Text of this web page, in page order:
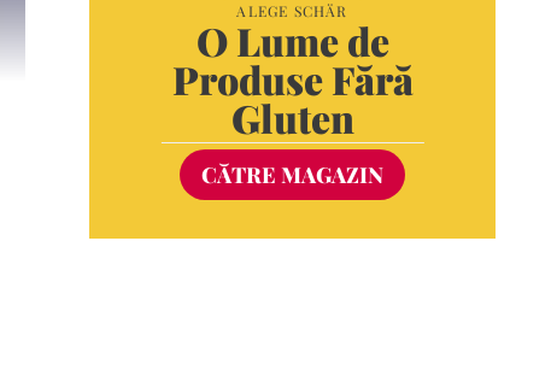
ALEGE SCHÄR
O Lume de
Produse Fără
Gluten
CĂTRE MAGAZIN